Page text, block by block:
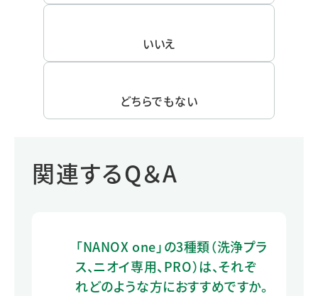
いいえ
どちらでもない
関連するQ＆A
「NANOX one」の3種類（洗浄プラ
ス、ニオイ専用、PRO）は、それぞ
れどのような方におすすめですか。